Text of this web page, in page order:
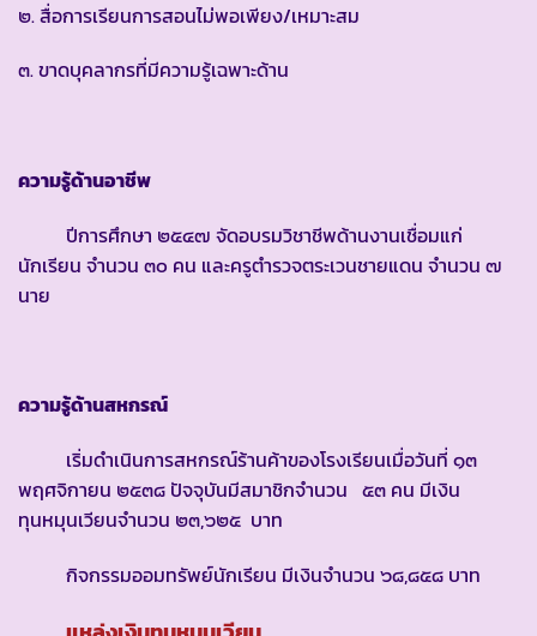
๒. สื่อการเรียนการสอนไม่พอเพียง/เหมาะสม
๓. ขาดบุคลากรที่มีความรู้เฉพาะด้าน
ความรู้ด้านอาชีพ
ปีการศึกษา ๒๕๔๗ จัดอบรมวิชาชีพด้านงานเชื่อมแก่
นักเรียน จำนวน ๓๐ คน และครูตำรวจตระเวนชายแดน จำนวน ๗
นาย
ความรู้ด้านสหกรณ์
เริ่มดำเนินการสหกรณ์ร้านค้าของโรงเรียนเมื่อวันที่ ๑๓
พฤศจิกายน ๒๕๓๘ ปัจจุบันมีสมาชิกจำนวน ๕๓ คน มีเงิน
ทุนหมุนเวียนจำนวน ๒๓,๖๒๕ บาท
กิจกรรมออมทรัพย์นักเรียน มีเงินจำนวน ๖๘,๘๕๘ บาท